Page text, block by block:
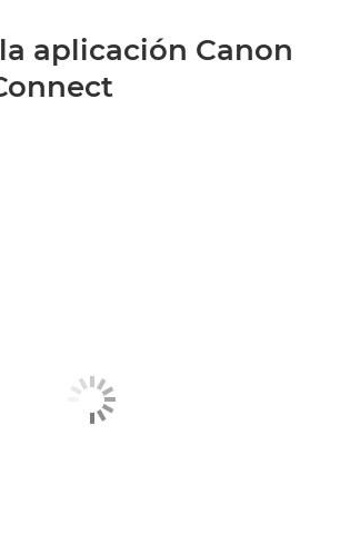
aplicación Canon